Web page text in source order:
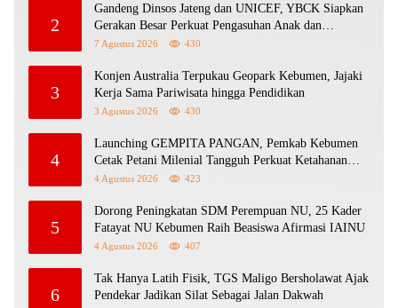
2
Gandeng Dinsos Jateng dan UNICEF, YBCK Siapkan
Gerakan Besar Perkuat Pengasuhan Anak dan
Ketahanan Keluarga
7 Agustus 2026 430
3
Konjen Australia Terpukau Geopark Kebumen, Jajaki
Kerja Sama Pariwisata hingga Pendidikan
3 Agustus 2026 430
4
Launching GEMPITA PANGAN, Pemkab Kebumen
Cetak Petani Milenial Tangguh Perkuat Ketahanan
Pangan
4 Agustus 2026 423
5
Dorong Peningkatan SDM Perempuan NU, 25 Kader
Fatayat NU Kebumen Raih Beasiswa Afirmasi IAINU
4 Agustus 2026 407
6
Tak Hanya Latih Fisik, TGS Maligo Bersholawat Ajak
Pendekar Jadikan Silat Sebagai Jalan Dakwah